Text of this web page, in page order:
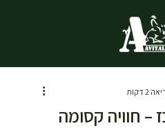
– חוויה קסומה
2 דקות